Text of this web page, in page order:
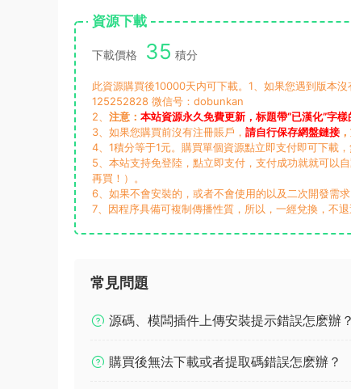
資源下載
下載價格 35 積分
此資源購買後10000天内可下載。1、如果您遇到版本
125252828 微信号：dobunkan
2、 注意： 本站資源永久免費更新，标題帶“已漢化”字
3、如果您購買前沒有注冊賬戶， 請自行保存網盤鏈接
4、1積分等于1元。購買單個資源點立即支付即可下載，
5、本站支持免登陸，點立即支付，支付成功就就可以
再買！）。
6、如果不會安裝的，或者不會使用的以及二次開發需
7、因程序具備可複制傳播性質，所以，一經兌換，不
常見問題
源碼、模闆插件上傳安裝提示錯誤怎麽辦？
購買後無法下載或者提取碼錯誤怎麽辦？